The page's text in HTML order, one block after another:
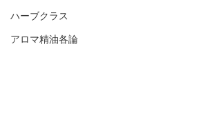
ハーブクラス
アロマ精油各論